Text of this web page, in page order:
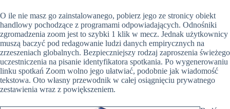
O ile nie masz go zainstalowanego, pobierz jego ze stronicy obiekt
handlowy pochodzące z programami odpowiadających. Odnośniki
zgromadzenia zoom jest to szybki 1 klik w mecz. Jednak użytkownicy
muszą baczyć pod redagowanie ludzi danych empirycznych na
zrzeszeniach globalnych. Bezpieczniejszy rodzaj zaproszenia świeżego
uczestniczenia na pisanie identyfikatora spotkania. Po wygenerowaniu
linku spotkań Zoom wolno jego ułatwiać, podobnie jak wiadomość
tekstowa. Oto własny przewodnik w całej osiągnięciu prywatnego
zestawienia wraz z powiększeniem.